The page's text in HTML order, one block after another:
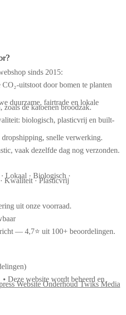
sinds 2015:
CO₂-uitstoot door bomen te planten
duurzame, fairtrade en lokale
zoals de katoenen broodzak.
biologisch, plasticvrij en built-
dropshipping, snelle verwerking.
vaak dezelfde dag nog verzonden.
Lokaal · Biologisch ·
Kwaliteit · Plasticvrij
uit onze voorraad.
— 4,7⭐ uit 100+ beoordelingen.
• Deze website wordt beheerd en